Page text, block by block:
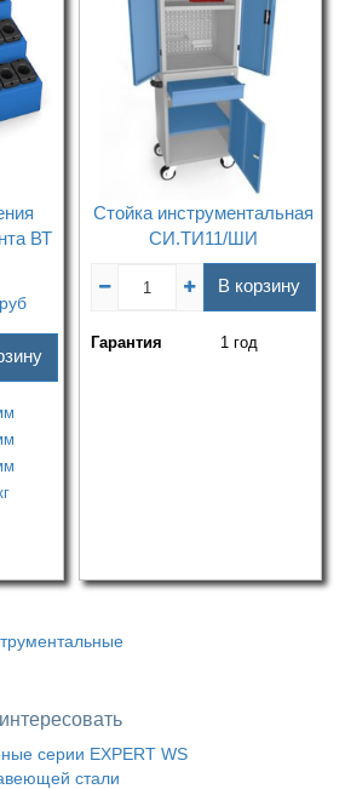
ВТ
руб
Стойка инструментальная
СИ.ТИ11/ШИ
В корзину
Гарантия 1 год
серии EXPERT WS
стали